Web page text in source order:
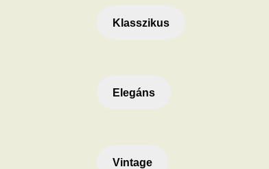
Klasszikus
Elegáns
Vintage